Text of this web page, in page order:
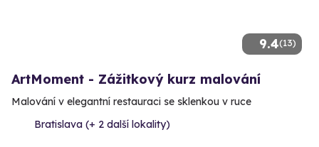
9.4(13)
ArtMoment - Zážitkový kurz malování
Malování v elegantní restauraci se sklenkou v ruce
Bratislava (+ 2 další lokality)